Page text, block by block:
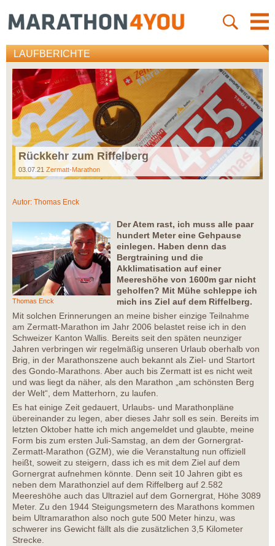
LAUFBERICHTE
Rückkehr zum Riffelberg
03.07.21 Zermatt-Marathon
Autor: Thomas Enck
Thomas Enck
Der Atem rast, ich muss alle paar
hundert Meter eine Gehpause
einlegen. Haben denn das
Bergtraining und die
Akklimatisation auf einer
Meereshöhe von 1600m gar nicht
geholfen? Mit Mühe schleppe ich
mich ins Ziel auf dem Riffelberg.
Mit solchen Erinnerungen an meine bisher einzige Teilnahme
am Zermatt-Marathon im Jahr 2006 belastet reise ich in den
Schweizer Kanton Wallis. Bereits seit den späten neunziger
Jahren verbringen wir regelmäßig unseren Urlaub oberhalb von
Brig, in der Marathonszene auch bekannt als Ziel- und Startort
des Gondo-Marathons. Aber auch bis Zermatt ist es nicht weit
und was liegt da näher, als den Marathon „am schönsten Berg
der Welt“, dem Matterhorn, zu laufen.
Es hat einige Zeit gedauert, Urlaubs- und Marathonpläne
übereinander zu legen, aber dieses Jahr soll es sein. Bereits im
letzten Oktober hatte ich mich angemeldet und glaubte, meine
Form bis zum ersten Juli-Samstag, an dem der Gornergrat-
Zermatt-Marathon (GZM), wie die Veranstaltung nun offiziell
heißt, soweit zu steigern, dass ich es mit dem Ziel auf dem
Gornergrat aufnehmen könnte. Denn seit 10 Jahren gibt es
neben dem Marathonziel auf dem Riffelberg auf 2.582
Meereshöhe auch das Ultraziel auf dem Gornergrat, Höhe 3089
Meter. Zu den 1944 Steigungsmetern des Marathons kommen
beim Ultramarathon also noch gute 500 Meter hinzu, was
schwerer ins Gewicht fällt als die zusätzlichen 3,5 Kilometer
Strecke.